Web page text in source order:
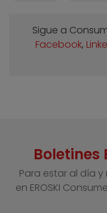
Sigue a
Facebook,
Boletines
Para estar al día
en EROSKI